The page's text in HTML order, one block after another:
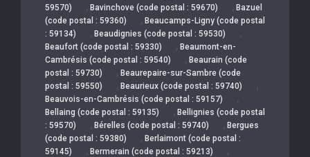
59570)
, Bavinchove (code postal : 59670) , Bazuel
(code postal : 59360)
, Beaucamps-Ligny (code postal
: 59134)
, Beaudignies (code postal : 59530) ,
Beaufort (code postal : 59330) , Beaumont-en-
Cambrésis (code postal : 59540)
, Beaurain (code
postal : 59730)
, Beaurepaire-sur-Sambre (code
postal : 59550)
, Beaurieux (code postal : 59740) ,
Beauvois-en-Cambrésis (code postal : 59157) ,
Bellaing (code postal : 59135) , Bellignies (code postal
: 59570)
, Bérelles (code postal : 59740) , Bergues
(code postal : 59380)
, Berlaimont (code postal :
59145)
, Bermerain (code postal : 59213) ,